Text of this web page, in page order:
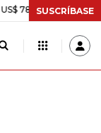
US$ 2,92
SUSCRÍBASE